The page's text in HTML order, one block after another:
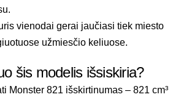
vienodai gerai jaučiasi tiek miesto
užmiesčio keliuose.
šis modelis išsiskiria?
Monster 821 išskirtinumas – 821 cm³